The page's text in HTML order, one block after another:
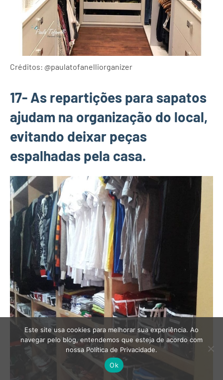
Créditos: @paulatofanelliorganizer
17- As repartições para sapatos
ajudam na organização do local,
evitando deixar peças
espalhadas pela casa.
Este site usa cookies para melhorar sua experiência. Ao
navegar pelo blog, entendemos que esteja de acordo com
nossa Política de Privacidade.
Ok